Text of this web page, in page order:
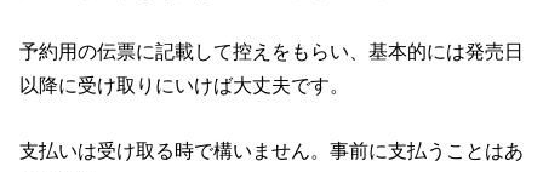
予約用の伝票に記載して控えをもらい、基本的には発売日
以降に受け取りにいけば大丈夫です。
支払いは受け取る時で構いません。事前に支払うことはあ